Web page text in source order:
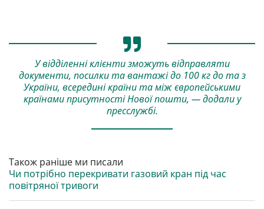
У відділенні клієнти зможуть відправляти
документи, посилки та вантажі до 100 кг до та з
України, всередині країни та між європейськими
країнами присутності Нової пошти, — додали у
пресслужбі.
Також раніше ми писали
Чи потрібно перекривати газовий кран під час
повітряної тривоги